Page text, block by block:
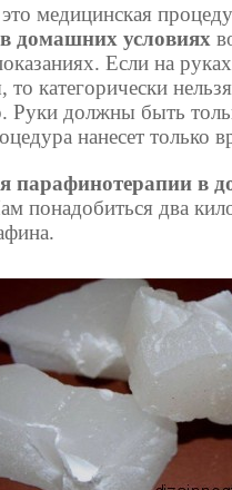
медицинская
домашних условиях
Если на
категорически
Руки должны быть
нанесет только
парафинотерапии в
понадобиться два